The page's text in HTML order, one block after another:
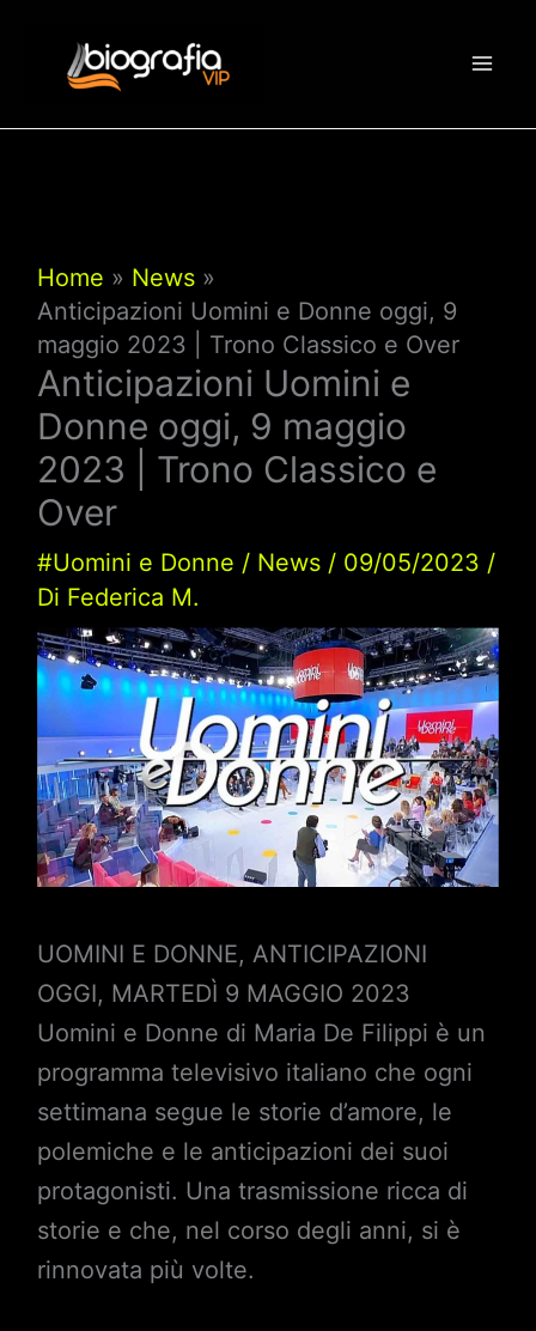
contenuto
Home
News
Anticipazioni Uomini e Donne oggi, 9
maggio 2023 | Trono Classico e Over
Anticipazioni Uomini e
Donne oggi, 9 maggio
2023 | Trono Classico e
Over
#Uomini e Donne / News/ 09/05/2023 /
Di Federica M.
UOMINI E DONNE, ANTICIPAZIONI
OGGI, MARTEDÌ 9 MAGGIO 2023
Uomini e Donne di Maria De Filippi è un
programma televisivo italiano che ogni
settimana segue le storie d’amore, le
polemiche e le anticipazioni dei suoi
protagonisti. Una trasmissione ricca di
storie e che, nel corso degli anni, si è
rinnovata più volte.